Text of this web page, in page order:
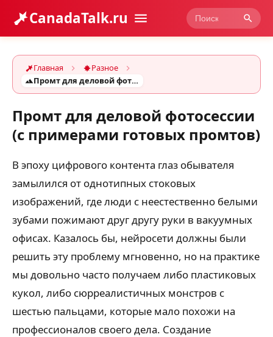
CanadaTalk.ru
Главная
Разное
Промт для деловой фотосессии (с примерами готовых промтов)
Промт для деловой фотосессии
(с примерами готовых промтов)
В эпоху цифрового контента глаз обывателя
замылился от однотипных стоковых
изображений, где люди с неестественно белыми
зубами пожимают друг другу руки в вакуумных
офисах. Казалось бы, нейросети должны были
решить эту проблему мгновенно, но на практике
мы довольно часто получаем либо пластиковых
кукол, либо сюрреалистичных монстров с
шестью пальцами, которые мало похожи на
профессионалов своего дела. Создание